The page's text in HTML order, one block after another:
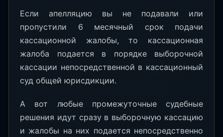
Если апелляцию вы не подавали или
пропустили 6 месячный срок подачи
кассационной жалобы, то кассационная
жалоба подается в порядке выборочной
кассации непосредственной в кассационный
суд общей юрисдикции.
А вот любые промежуточные судебные
решения идут сразу в выборочную кассацию
и жалобы на них подается непосредственно